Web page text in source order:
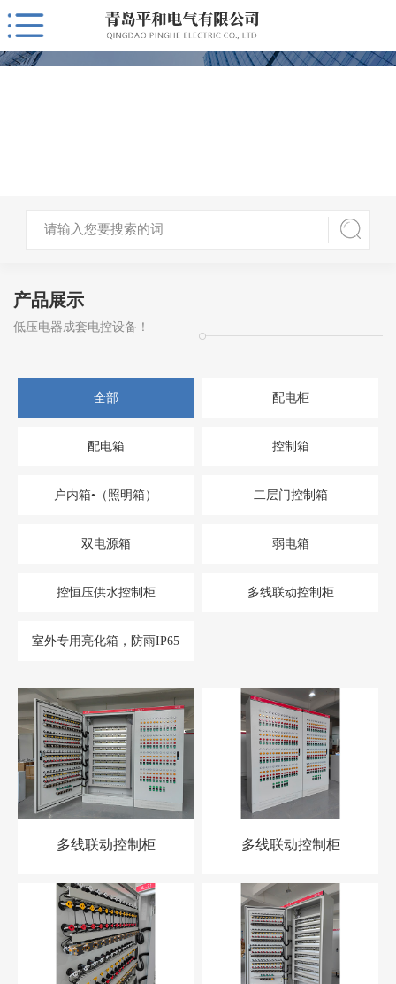
产品展示
低压电器成套电控设备！
全部 配电柜
配电箱 控制箱
户内箱•（照明箱） 二层门控制箱
双电源箱 弱电箱
控恒压供水控制柜 多线联动控制柜
室外专用亮化箱，防雨IP65
多线联动控制柜 多线联动控制柜